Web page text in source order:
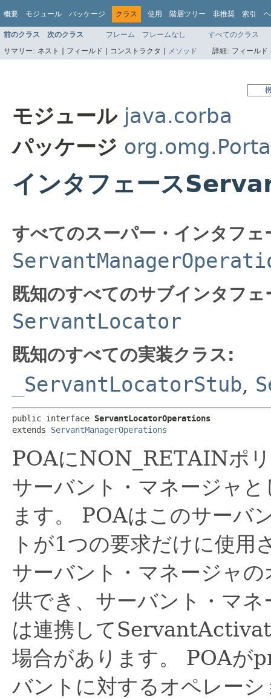
概要 モジュール パッケージ クラス 使用 階層ツリー 非推奨 索引
前のクラス 次のクラス フレーム フレームなし
すべてのクラス
サマリー: ネスト | フィールド | コンストラクタ | メソッド 詳細: フィール
モジュール java.corba
パッケージ
インタフェース
すべてのスーパー・インタフェ
既知のすべてのサブインタフ
ServantLocator
既知のすべての実装クラス:
_ServantLocatorStub,
public interface ServantLocatorOperations
extends ServantManagerOperations
POAにNON_RETAINポ
サーバント・マネージャ
ます。
POAはこのサーバ
トが1つの要求だけに使用
サーバント・マネージャ
供でき、サーバント・マ
は連携して
場合があります。
POAが
バントに対するオペレー